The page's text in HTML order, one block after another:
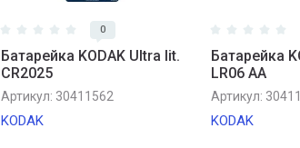
0
Батарейка KODAK Ultra lit.
CR2025
Артикул: 30411562
KODAK
Батарейка
LR06 АА
Артикул:
KODAK